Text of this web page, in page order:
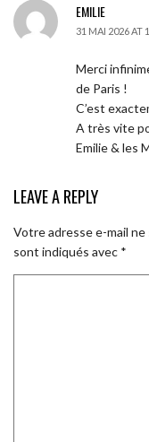
EMILIE
31 MAI 2026 AT
Merci
de Paris !
C’est
A très vite
Emilie & les
LEAVE A REPLY
Votre adresse e-mail ne
sont indiqués avec *